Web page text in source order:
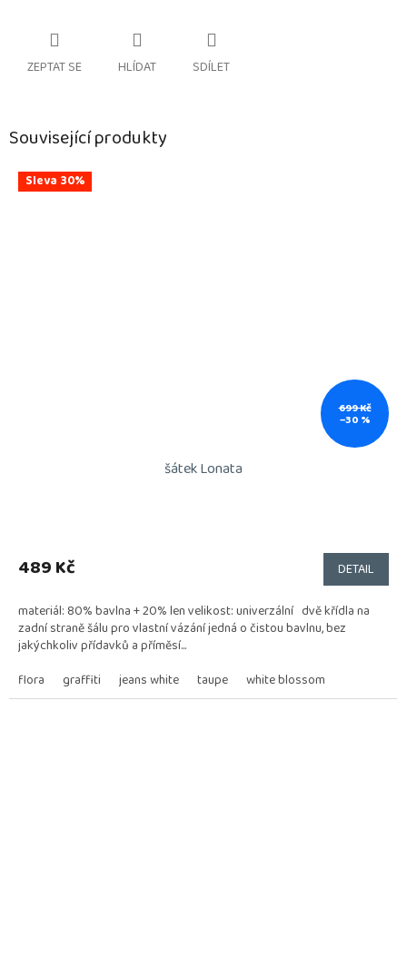
ZEPTAT SE HLÍDAT SDÍLET
Související produkty
Sleva 30%
699 Kč
–30 %
šátek Lonata
produktu
z
5
hvězdiček.
489 Kč DETAIL
materiál: 80% bavlna + 20% len velikost: univerzální dvě křídla na
zadní straně šálu pro vlastní vázání jedná o čistou bavlnu, bez
jakýchkoliv přídavků a příměsí...
flora
graffiti jeans white taupe white blossom